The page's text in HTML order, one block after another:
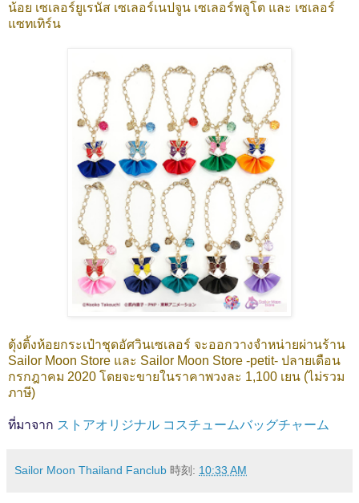
น้อย เซเลอร์ยูเรนัส เซเลอร์เนปจูน เซเลอร์พลูโต และ เซเลอร์
แซทเทิร์น
ตุ้งติ้งห้อยกระเป๋าชุดอัศวินเซเลอร์ จะออกวางจำหน่ายผ่านร้าน
Sailor Moon Store และ Sailor Moon Store -petit- ปลายเดือน
กรกฎาคม 2020 โดยจะขายในราคาพวงละ 1,100 เยน (ไม่รวม
ภาษี)
ที่มาจาก ストアオリジナル コスチュームバッグチャーム
Sailor Moon Thailand Fanclub 時刻: 10:33 AM